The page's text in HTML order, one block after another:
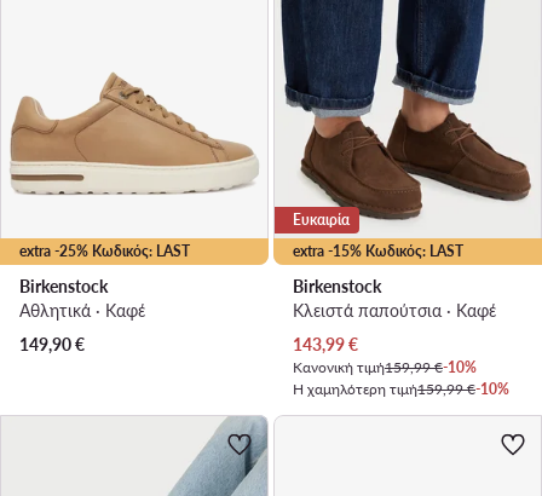
extra -25% Κωδικός: LAST
Birkenstock
Αθλητικά · Καφέ
149,90€
extra -15% Κωδικός: LAST
Ευκαιρία
Birkenstock
Κλειστά παπούτσια · Καφέ
Τρέχουσα τιμή
143,99€
Κανονική τιμή159,99 €-10%
Η χαμηλότερη τιμή159,99 €-10%